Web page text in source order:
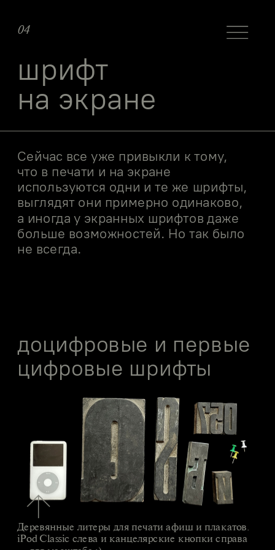
04
шрифт
на экране
Сейчас все уже привыкли к тому,
что в печати и на экране
используются одни и те же шрифты,
выглядят они примерно одинаково,
а иногда у экранных шрифтов даже
больше возможностей. Но так было
не всегда.
доцифровые и первые
цифровые шрифты
Деревянные литеры для печати афиш и плакатов.
iPod Classic слева и канцелярские кнопки справа